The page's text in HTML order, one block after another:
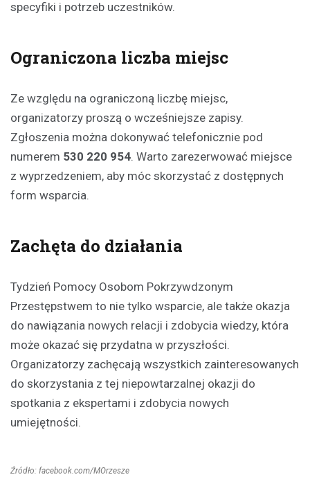
specyfiki i potrzeb uczestników.
Ograniczona liczba miejsc
Ze względu na ograniczoną liczbę miejsc,
organizatorzy proszą o wcześniejsze zapisy.
Zgłoszenia można dokonywać telefonicznie pod
numerem 530 220 954. Warto zarezerwować miejsce
z wyprzedzeniem, aby móc skorzystać z dostępnych
form wsparcia.
Zachęta do działania
Tydzień Pomocy Osobom Pokrzywdzonym
Przestępstwem to nie tylko wsparcie, ale także okazja
do nawiązania nowych relacji i zdobycia wiedzy, która
może okazać się przydatna w przyszłości.
Organizatorzy zachęcają wszystkich zainteresowanych
do skorzystania z tej niepowtarzalnej okazji do
spotkania z ekspertami i zdobycia nowych
umiejętności.
Źródło: facebook.com/MOrzesze